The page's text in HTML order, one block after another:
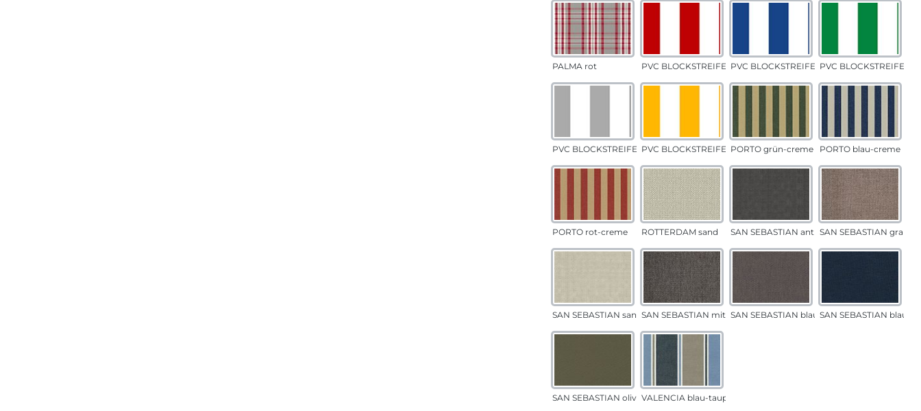
PALMA rot PVC BLOCKSTREIFEN rotPVC BLOCKSTREIFEN blauPVC BLOCKSTREIFEN
PVC BLOCKSTREIFEN grauPVC BLOCKSTREIFEN gelbPORTO grün-creme PORTO blau-creme
PORTO rot-creme ROTTERDAM sand SAN SEBASTIAN anthrazitSAN SEBASTIAN grau-
SAN SEBASTIAN sandSAN SEBASTIAN mittelgrauSAN SEBASTIAN blau-sandSAN SEBASTIAN blau
SAN SEBASTIAN oliv VALENCIA blau-taupe